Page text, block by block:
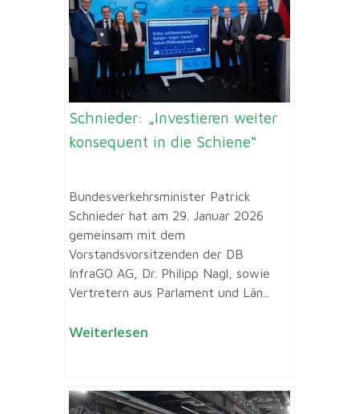
Schnieder: „Investieren weiter
konsequent in die Schiene“
Bundesverkehrsminister Patrick
Schnieder hat am 29. Januar 2026
gemeinsam mit dem
Vorstandsvorsitzenden der DB
InfraGO AG, Dr. Philipp Nagl, sowie
Vertretern aus Parlament und Län...
Weiterlesen